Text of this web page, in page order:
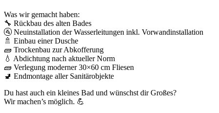
Was wir gemacht haben:
🔧 Rückbau des alten Bades
🚰 Neuinstallation der Wasserleitungen inkl. Vorwandinstallation
🚿 Einbau einer Dusche
🧱 Trockenbau zur Abkofferung
💧 Abdichtung nach aktueller Norm
🧱 Verlegung moderner 30×60 cm Fliesen
🚽 Endmontage aller Sanitärobjekte
Du hast auch ein kleines Bad und wünschst dir Großes?
Wir machen’s möglich. 💪